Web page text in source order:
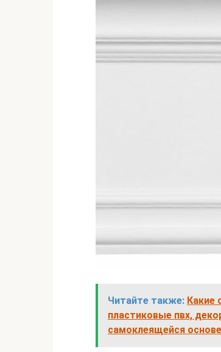
Читайте также: Какие
пластиковые пвх,
самоклеящейся основе